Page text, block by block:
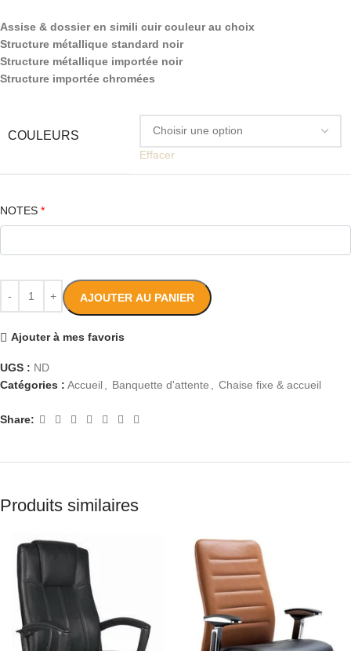
Assise & dossier en simili cuir couleur au choix
Structure métallique standard noir
Structure métallique importée noir
Structure importée chromées
COULEURS
Effacer
NOTES *
AJOUTER AU PANIER
Ajouter à mes favoris
UGS : ND
Catégories : Accueil Banquette d'attente Chaise fixe & accueil
Share:
Produits similaires